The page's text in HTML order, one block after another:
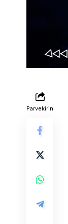
Parvekirin